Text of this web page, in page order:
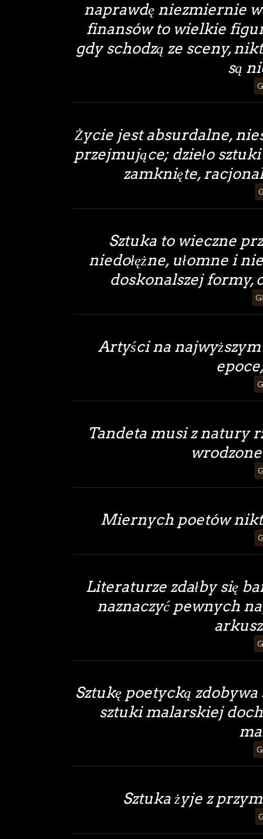
naprawdę niezmiernie
finansów to wielkie
gdy schodzą ze sceny,
są
Życie jest absurdalne,
przejmujące; dzieło
zamknięte,
Sztuka to wieczne
niedołężne, ułomne i
doskonalszej formy,
Artyści na
Tandeta musi z natury
Miernych poetów
Literaturze zdałby się
naznaczyć pewnych
Sztukę poetycką
sztuki malarskiej
Sztuka żyje z